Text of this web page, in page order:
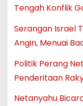
Tengah Konflik
Serangan Israel
Angin, Menuai
Politik Perang
Penderitaan
Netanyahu